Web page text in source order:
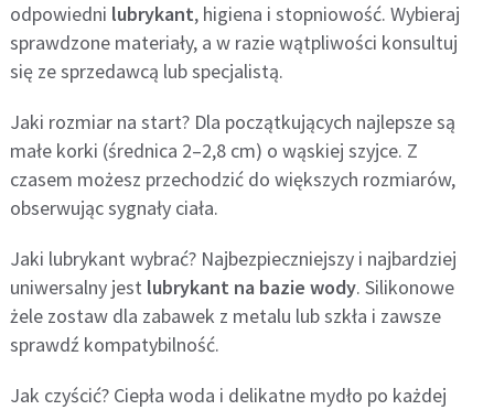
odpowiedni lubrykant, higiena i stopniowość. Wybieraj
sprawdzone materiały, a w razie wątpliwości konsultuj
się ze sprzedawcą lub specjalistą.
Jaki rozmiar na start? Dla początkujących najlepsze są
małe korki (średnica 2–2,8 cm) o wąskiej szyjce. Z
czasem możesz przechodzić do większych rozmiarów,
obserwując sygnały ciała.
Jaki lubrykant wybrać? Najbezpieczniejszy i najbardziej
uniwersalny jest lubrykant na bazie wody. Silikonowe
żele zostaw dla zabawek z metalu lub szkła i zawsze
sprawdź kompatybilność.
Jak czyścić? Ciepła woda i delikatne mydło po każdej